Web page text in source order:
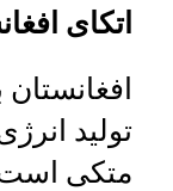
اتکای
تولید
متکی است.